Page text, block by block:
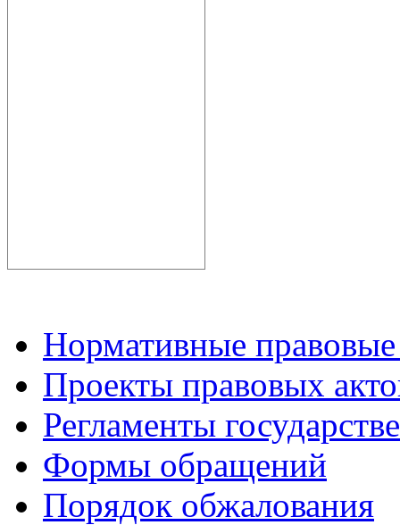
Нормативные
Проекты правовых
Регламенты
Формы обращений
Порядок обжалования